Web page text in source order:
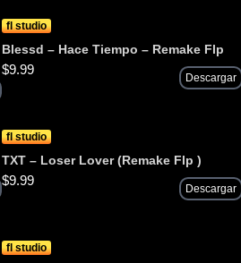
fl studio
Blessd – Hace Tiempo – Remake Flp
$9.99
Descargar
fl studio
TXT – Loser Lover (Remake Flp )
$9.99
Descargar
fl studio